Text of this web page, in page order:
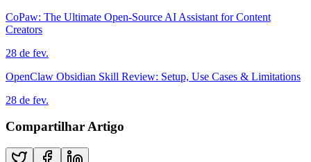
CoPaw: The Ultimate Open-Source AI Assistant for Content
Creators
28 de fev.
OpenClaw Obsidian Skill Review: Setup, Use Cases & Limitations
28 de fev.
Compartilhar Artigo